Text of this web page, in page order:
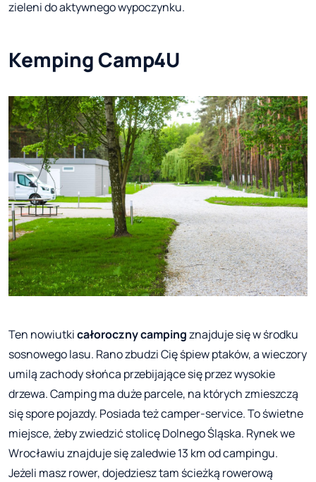
zieleni do aktywnego wypoczynku.
Kemping Camp4U
Ten nowiutkicałoroczny campingznajduje się w środku
sosnowego lasu. Rano zbudzi Cię śpiew ptaków, a wieczory
umilą zachody słońca przebijające się przez wysokie
drzewa. Camping ma duże parcele, na których zmieszczą
się spore pojazdy. Posiada też camper-service. To świetne
miejsce, żeby zwiedzić stolicę Dolnego Śląska. Rynek we
Wrocławiu znajduje się zaledwie 13 km od campingu.
Jeżeli masz rower, dojedziesz tam ścieżką rowerową